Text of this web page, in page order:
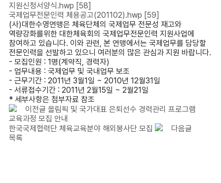
지원신청서양식.hwp [58]
국제업무전문인력 체용공고(201102).hwp [59]
(사)대한수영연맹은 체육단체의 국제업무 전문성 재고와
역량강화를위한 대한체육회의 국제업무전문인력 지원사업에
참여하고 있습니다. 이와 관련, 본 연맹에서는 국제업무를 담당할
전문인력을 선발하고 있으니 여러분의 많은 관심과 지원 바랍니다.
- 모집인원 : 1명(계약직, 경력자)
- 업무내용 : 국제업무 및 국내업무 보조
- 근무기간 : 2011년 3월1일 ~ 2010년 12월31일
- 서류접수기간 : 2011년 2월15일 ~ 2월21일
* 세부사항은 첨부자료 참조
이전글 올림픽 및 국가대표 은퇴선수 경력관리 프로그램
교육과정 모집 안내
한국국제협력단 체육교육분야 해외봉사단 모집
다음글
목록